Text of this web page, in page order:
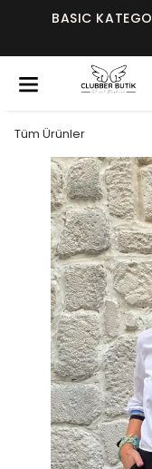
BASIC
Tüm Ürünler